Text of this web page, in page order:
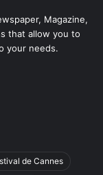
Magazine,
that allow you to
your needs.
de Cannes